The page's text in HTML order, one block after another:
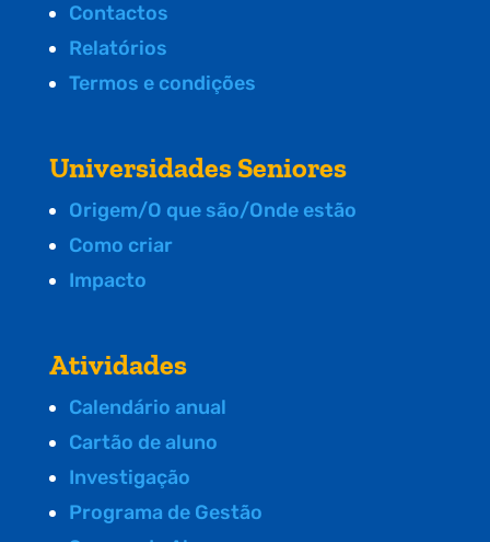
Contactos
Relatórios
Termos e condições
Universidades Seniores
Origem/O que são/Onde estão
Como criar
Impacto
Atividades
Calendário anual
Cartão de aluno
Investigação
Programa de Gestão